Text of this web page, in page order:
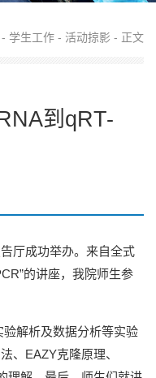
- 学生工作 - 活动掠影 - 正文
到qRT-
厅成功举办。来自全式
的讲座，我院师生参
解析及数据分析等实验
、EAZY克隆原理、